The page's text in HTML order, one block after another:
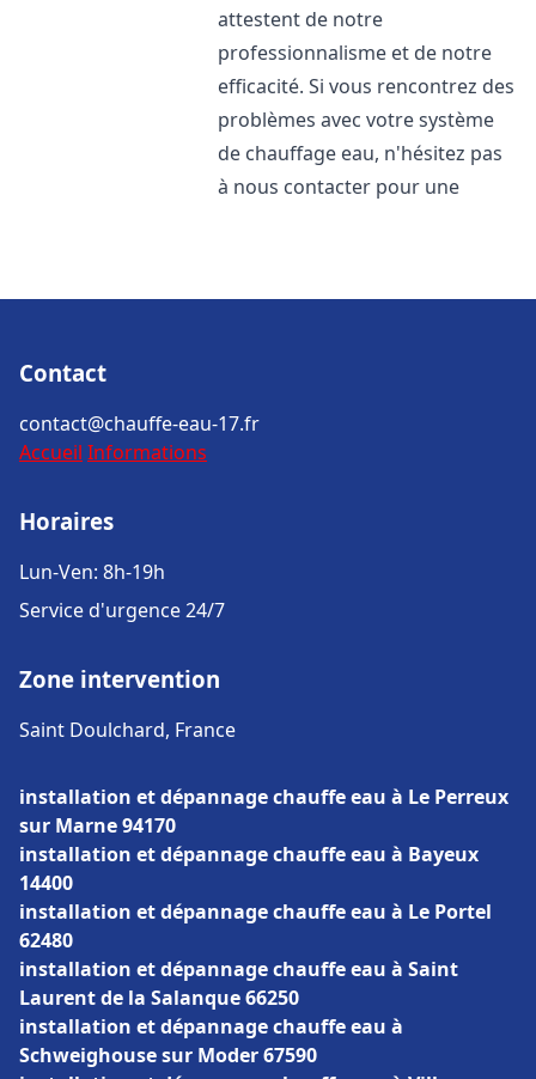
attestent de notre
professionnalisme et de notre
efficacité. Si vous rencontrez des
problèmes avec votre système
de chauffage eau, n'hésitez pas
à nous contacter pour une
Contact
contact@chauffe-eau-17.fr
Accueil Informations
Horaires
Lun-Ven: 8h-19h
Service d'urgence 24/7
Zone intervention
Saint Doulchard, France
installation et dépannage chauffe eau à Le Perreux
sur Marne 94170
installation et dépannage chauffe eau à Bayeux
14400
installation et dépannage chauffe eau à Le Portel
62480
installation et dépannage chauffe eau à Saint
Laurent de la Salanque 66250
installation et dépannage chauffe eau à
Schweighouse sur Moder 67590